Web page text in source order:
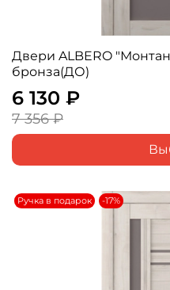
Двери ALBERO
бронза(ДО)
6 130 ₽
7 356 ₽
Ручка в подарок -17%